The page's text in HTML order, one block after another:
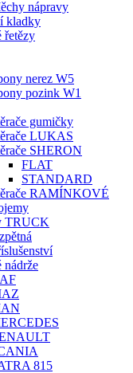
nápravy
kladky
řetězy
nerez W5
pozink W1
gumičky
LUKAS
SHERON
FLAT
STANDARD
RAMÍNKOVÉ
TRUCK
nádrže
815